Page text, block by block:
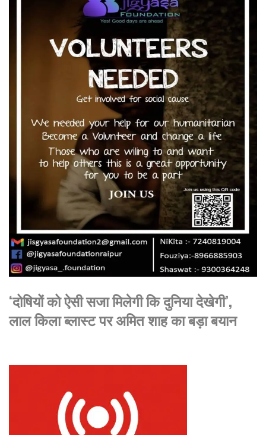
‘दोषियों को ऐसी सजा मिलेगी कि दुनिया देखेगी’,
लाल किला ब्लास्ट पर अमित शाह का बड़ा बयान